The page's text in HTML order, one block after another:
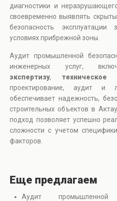
диагностики и
своевременно выявлять
безопасность
условиях прибрежной зоны.
Аудит промышленной
инженерных услуг,
экспертизу, техническое
проектирование, аудит и
обеспечивает надежность,
строительных объектов в
подход позволяет успешно
сложности с учетом
факторов.
Еще предлагаем
Аудит промышленной